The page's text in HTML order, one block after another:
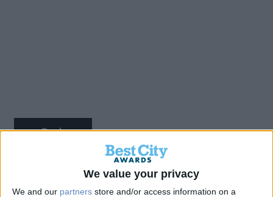
We value your privacy
We and our partners store and/or access information on a
Back
Αναβάθμιση Χώρων